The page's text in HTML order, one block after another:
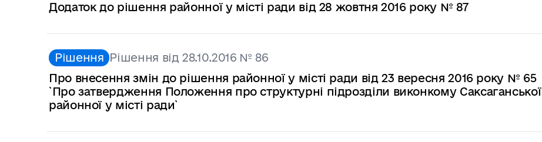
Додаток до рішення районної у місті ради від 28 жовтня 2016 року № 87
Рішення Рішення від 28.10.2016 № 86
Про внесення змін до рішення районної у місті ради від 23 вересня 2016 року № 65
`Про затвердження Положення про структурні підрозділи виконкому Саксаганської
районної у місті ради`